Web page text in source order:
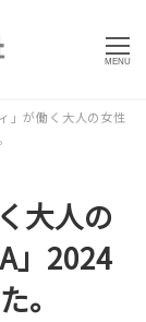
MENU
」が働く大人の女性
大人の
」2024
。